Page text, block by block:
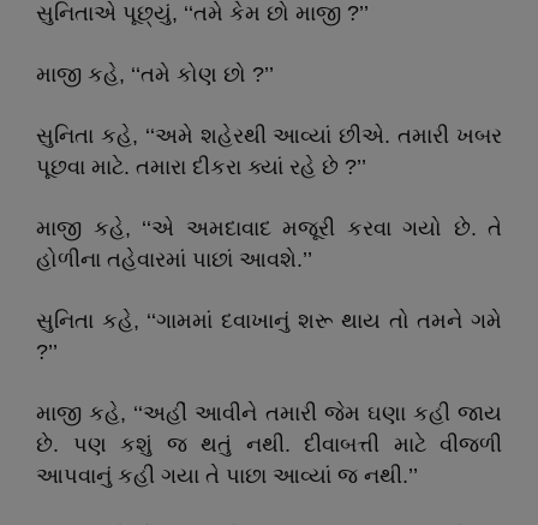
સુનિતાએ પૂછ્યું, ‘‘તમે કેમ છો માજી ?’’
માજી કહે, ‘‘તમે કોણ છો ?’’
સુનિતા કહે, ‘‘અમે શહેરથી આવ્યાં છીએ. તમારી ખબર
પૂછવા માટે. તમારા દીકરા ક્યાં રહે છે ?’’
માજી કહે, ‘‘એ અમદાવાદ મજૂરી કરવા ગયો છે. તે
હોળીના તહેવારમાં પાછાં આવશે.’’
સુનિતા કહે, ‘‘ગામમાં દવાખાનું શરૂ થાય તો તમને ગમે
?’’
માજી કહે, ‘‘અહીં આવીને તમારી જેમ ઘણા કહી જાય
છે. પણ કશું જ થતું નથી. દીવાબત્તી માટે વીજળી
આપવાનું કહી ગયા તે પાછા આવ્યાં જ નથી.’’